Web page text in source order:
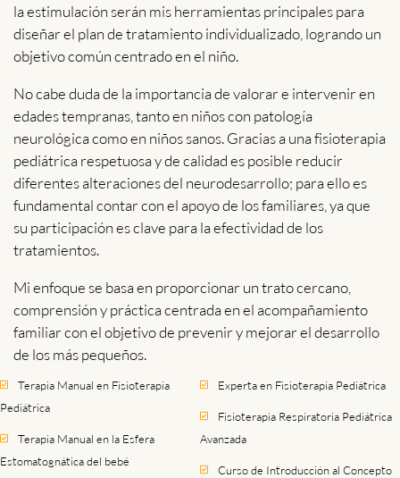
la estimulación serán mis herramientas principales para
diseñar el plan de tratamiento individualizado, logrando un
objetivo común centrado en el niño.
No cabe duda de la importancia de valorar e intervenir en
edades tempranas, tanto en niños con patología
neurológica como en niños sanos. Gracias a una fisioterapia
pediátrica respetuosa y de calidad es posible reducir
diferentes alteraciones del neurodesarrollo; para ello es
fundamental contar con el apoyo de los familiares, ya que
su participación es clave para la efectividad de los
tratamientos.
Mi enfoque se basa en proporcionar un trato cercano,
comprensión y práctica centrada en el acompañamiento
familiar con el objetivo de prevenir y mejorar el desarrollo
de los más pequeños.
Terapia Manual en Fisioterapia
Pediátrica
Terapia Manual en la Esfera
Estomatognática del bebé
Experta en Fisioterapia Pediátrica
Fisioterapia Respiratoria Pediátrica
Avanzada
Curso de Introducción al Concepto